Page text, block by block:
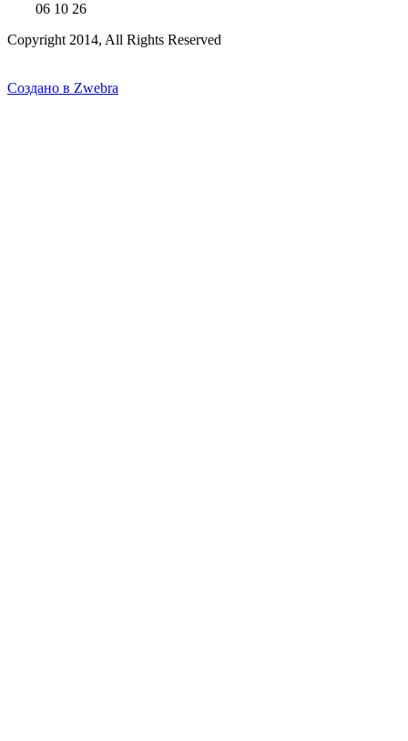
06 10 26
Copyright 2014, All Rights Reserved
Создано в Zwebra